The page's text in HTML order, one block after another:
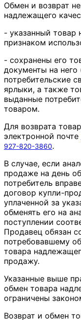
Обмен и возврат
надлежащего
- указанный товар
признаком
- сохранены его
документы на него
потребительские
ярлыки, а также
выданные
товаром.
Для возврата
электронной почте
927-820-3860.
В случае, если
продаже на день
потребитель
договор купли-
уплаченной за
обменять его на
поступлении
Продавец обязан
потребовавшему
товара
продажу.
Указанные выше
обмен товара
ограничены
Возврат и обмен